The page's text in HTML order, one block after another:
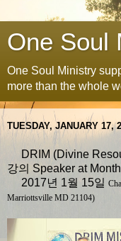
One Soul
One Soul Ministry
more than the whole
TUESDAY, JANUARY 17,
DRIM (Divine
강의 Speaker at
2017년 1월 15일
Marriottsville MD 21104)